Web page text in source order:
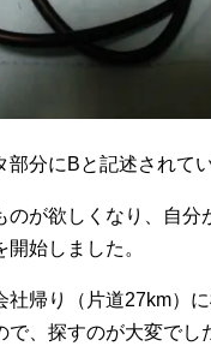
部分にBと記述されてい
のが欲しくなり、自分
始しました。
社帰り（片道27km）
で、探すのが大変でし